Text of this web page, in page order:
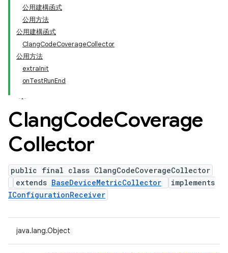
公用建構函式
公用方法
公用建構函式
ClangCodeCoverageCollector
公用方法
extraInit
onTestRunEnd
ClangCodeCoverage
Collector
public final class ClangCodeCoverageCollector
extends BaseDeviceMetricCollector
implements
IConfigurationReceiver
java.lang.Object